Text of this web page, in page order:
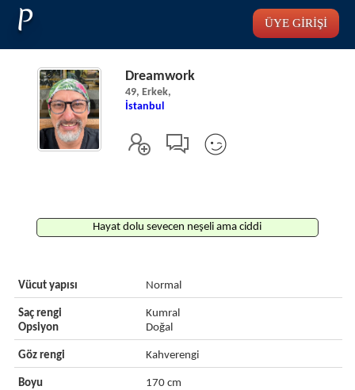
P ÜYE GİRİŞİ
Dreamwork
49, Erkek,
İstanbul
Hayat dolu sevecen neşeli ama ciddi
Vücut yapısı Normal
Saç rengi
Opsiyon
Kumral
Doğal
Göz rengi Kahverengi
Boyu 170 cm